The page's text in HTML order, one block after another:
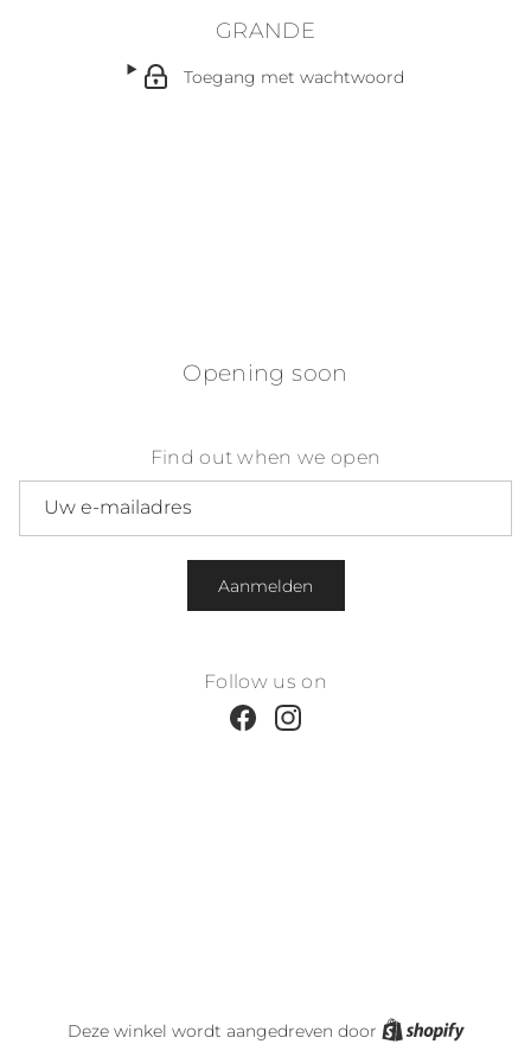
GRANDE
Toegang met wachtwoord
Opening soon
Find out when we open
Aanmelden
Follow us on
FacebookInstagram
Deze winkel wordt aangedreven door Shopify